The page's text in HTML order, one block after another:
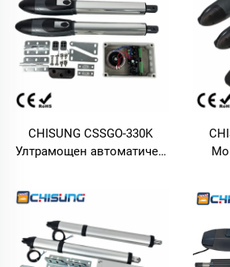
CHISUNG CSSGO-330K
Ултрамощен автоматичен
кг, 4 м, единично крило,
постояннотоков двигател
24 V за промишлени
крилати порти и порти за
кг,
V